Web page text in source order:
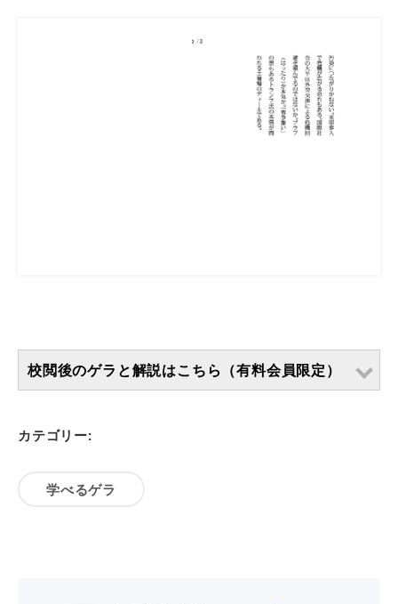
校閲後のゲラと解説はこちら（有料会員限定）
カテゴリー:
学べるゲラ